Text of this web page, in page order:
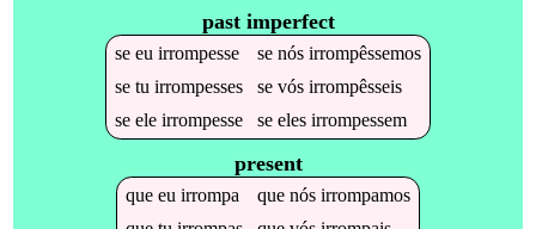
past imperfect
se eu irrompesse se nós irrompêssemos
se tu irrompesses se vós irrompêsseis
se ele irrompesse se eles irrompessem
present
que eu irrompa que nós irrompamos